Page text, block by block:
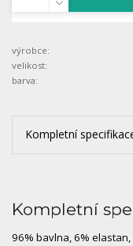
výrobce:
velikost:
barva:
Kompletní
Kompletní
96% bavlna, 6%